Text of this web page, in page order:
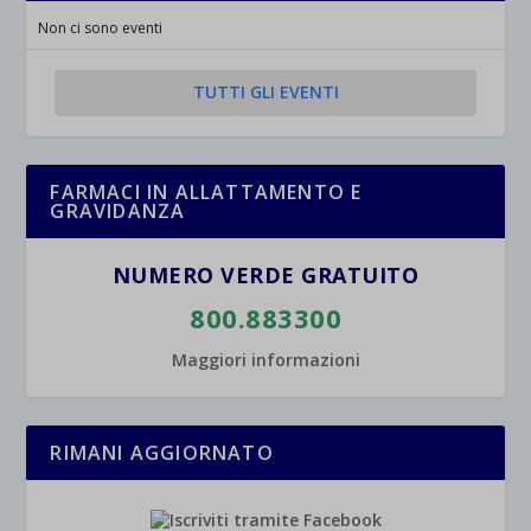
Non ci sono eventi
TUTTI GLI EVENTI
FARMACI IN ALLATTAMENTO E
GRAVIDANZA
NUMERO VERDE GRATUITO
800.883300
Maggiori informazioni
RIMANI AGGIORNATO